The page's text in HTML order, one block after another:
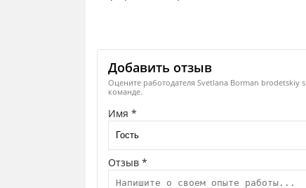
Добавить отзыв
Оцените работодателя Svetlana Borman brodetskiy
команде.
Имя *
Отзыв *